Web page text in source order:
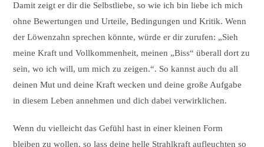
Damit zeigt er dir die Selbstliebe, so wie ich bin liebe ich mich
ohne Bewertungen und Urteile, Bedingungen und Kritik. Wenn
der Löwenzahn sprechen könnte, würde er dir zurufen: „Sieh
meine Kraft und Vollkommenheit, meinen „Biss“ überall dort zu
sein, wo ich will, um mich zu zeigen.“. So kannst auch du all
deinen Mut und deine Kraft wecken und deine große Aufgabe
in diesem Leben annehmen und dich dabei verwirklichen.
Wenn du vielleicht das Gefühl hast in einer kleinen Form
bleiben zu wollen, so lass deine helle Strahlkraft aufleuchten so